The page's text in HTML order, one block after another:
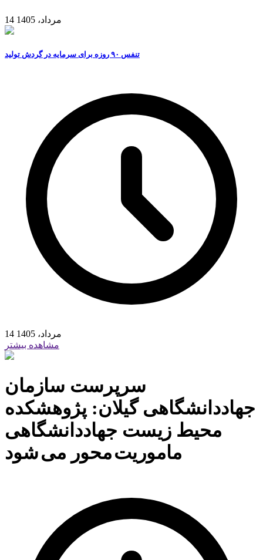
14 مرداد، 1405
تنفس ۹۰ روزه برای سرمایه در گردش تولید
14 مرداد، 1405
مشاهده بیشتر
سرپرست سازمان
جهاددانشگاهی گیلان: پژوهشکده
محیط زیست جهاددانشگاهی
ماموریت محور می شود